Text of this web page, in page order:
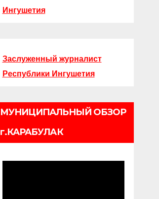
Ингушетия
Заслуженный журналист
Республики Ингушетия
МУНИЦИПАЛЬНЫЙ ОБЗОР
г.КАРАБУЛАК